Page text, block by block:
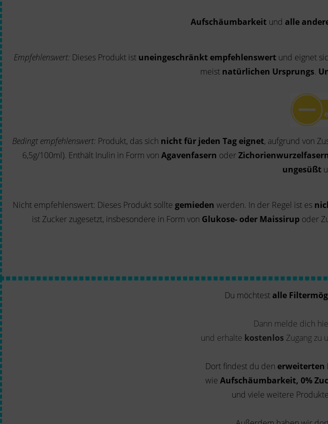
Aufschäumbarkeit und alle
Empfehlenswert: Dieses Produkt ist uneingeschränkt empfehlenswertund eignet
meist natürlichen Ursprungs.
Bedingt empfehlenswert: Produkt, das sich nicht für jeden Tag eignet, aufgrund von
6,5g/100ml). Enthält Inulin in Form von Agavenfasern oderZichorienwurzelfasern
ungesüßt
Nicht empfehlenswert: Dieses Produkt sollte gemieden werden. In der Regel ist es
ist Zucker zugesetzt, insbesondere in Form von Glukose- oder Maissirup oder
Du möchtest alle
Dann melde dich
und erhalte kostenlos Zugang zu
Dort findest du den
wie Aufschäumbarkeit, 0%
und viele weitere